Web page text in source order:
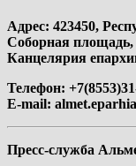
Адрес: 423450,
Соборная площадь,
Канцелярия
Телефон:
E-mail:
Пресс-служба